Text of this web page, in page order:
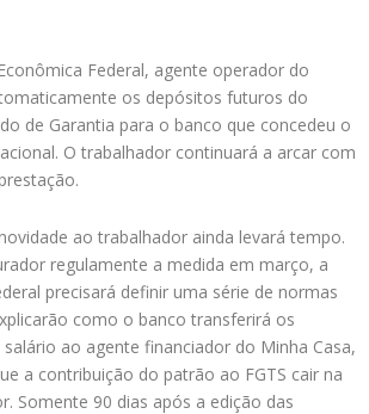
Federal, agente operador do
os depósitos futuros do
de Garantia para o banco que concedeu o
O trabalhador continuará a arcar com
ao trabalhador ainda levará tempo.
regulamente a medida em março, a
precisará definir uma série de normas
como o banco transferirá os
ao agente financiador do Minha Casa,
a contribuição do patrão ao FGTS cair na
Somente 90 dias após a edição das